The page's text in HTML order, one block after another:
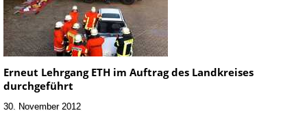
Erneut Lehrgang ETH im Auftrag des Landkreises
durchgeführt
30. November 2012